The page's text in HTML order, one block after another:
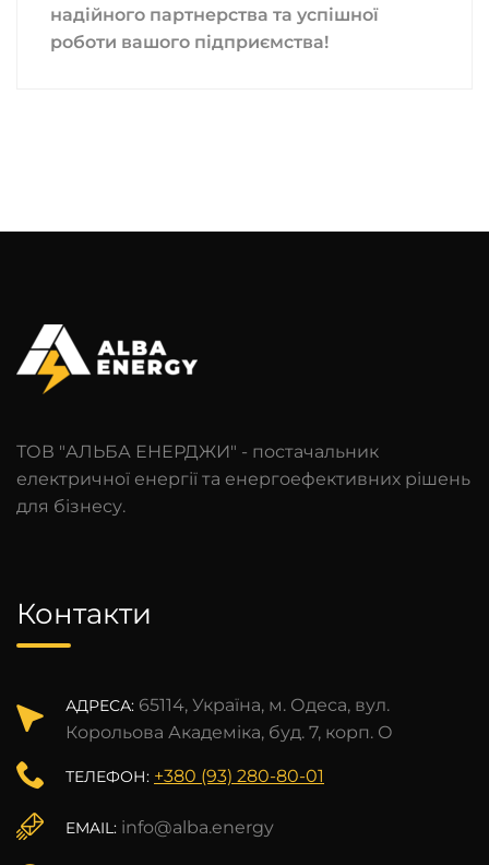
надійного партнерства та успішної
роботи вашого підприємства!
ТОВ "АЛЬБА ЕНЕРДЖИ" - постачальник
електричної енергії та енергоефективних рішень
для бізнесу.
Контакти
АДРЕСА: 65114, Україна, м. Одеса, вул.
Корольова Академіка, буд. 7, корп. О
ТЕЛЕФОН: +380 (93) 280-80-01
EMAIL: info@alba.energy